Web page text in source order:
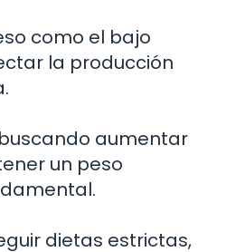
como el bajo
la producción
aumentar
un peso
dietas estrictas,